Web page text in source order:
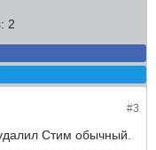
2
#3
Стим обычный.